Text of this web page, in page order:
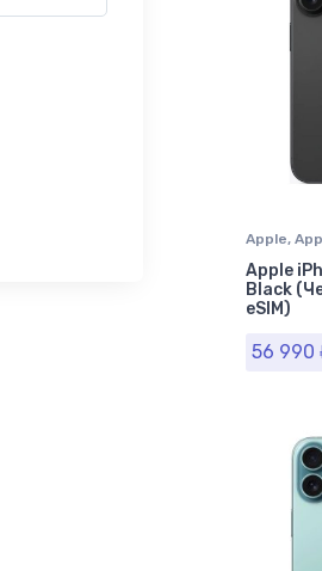
Apple,
iPhone 16
Apple
Black
eSIM)
56 990